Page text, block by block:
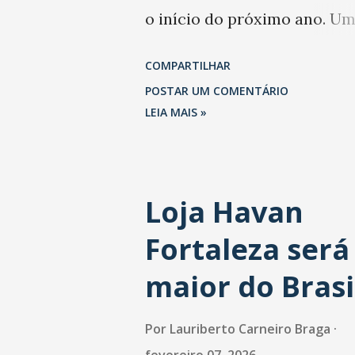
o início do próximo ano. Um
que 69% dos
esperam faturar mais no 1º
período de 2025. Em relação
último trimestre deste ano,
também projetam
(foto Helena Lopes). A
do setor é sustentada
COMPARTILHAR
POSTAR UM COMENTÁRIO
LEIA MAIS »
Loja Havan
Fortaleza será
maior do
Por Lauriberto Carneiro Braga